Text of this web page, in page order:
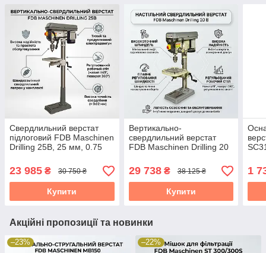
Свердлильний верстат
підлоговий FDB Maschinen
Drilling 25B, 25 мм, 0.75
23 985 ₴ 30 750 ₴
Купити
Вертикально-
свердлильний верстат
FDB Maschinen Drilling 20
29 738₴ 38 125 ₴
Купити
1
Акційні пропозиції та новинки
–23% –22%